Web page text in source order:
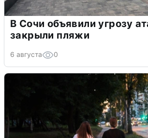
В Сочи объявили угрозу
закрыли пляжи
6 августа 0